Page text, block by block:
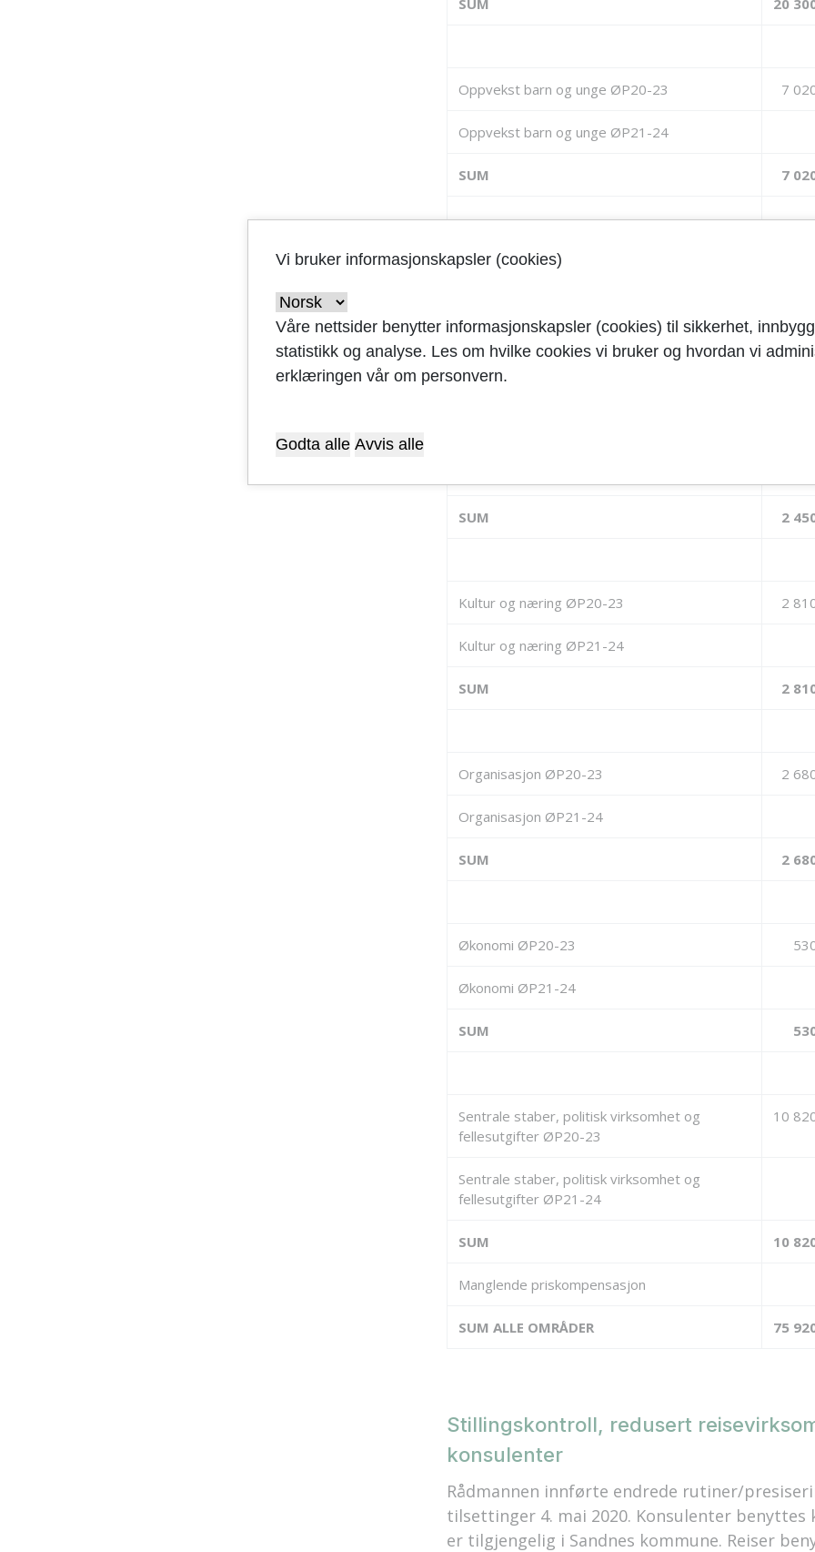
SUM 20
Oppvekst barn og unge ØP20-23 7
Oppvekst barn og unge ØP21-24
SUM 7
Helse og velferd ØP20-23
SUM 29
SUM 2
Kultur og næring ØP20-23 2
Kultur og næring ØP21-24
SUM 2
Organisasjon ØP20-23 2
Organisasjon ØP21-24
SUM 2
Økonomi ØP20-23
Økonomi ØP21-24
SUM
Sentrale staber, politisk virksomhet og
fellesutgifter ØP20-23
10
Sentrale staber, politisk virksomhet og
fellesutgifter ØP21-24
SUM 10
Manglende priskompensasjon
SUM ALLE OMRÅDER 75
Stillingskontroll, redusert
konsulenter
Rådmannen innførte endrede rutiner/
tilsettinger 4. mai 2020. Konsulenter
er tilgjengelig i Sandnes kommune. Reiser
Vi bruker informasjonskapsler (cookies)
Våre nettsider benytter informasjonskapsler (cookies) til sikkerhet,
statistikk og analyse. Les om hvilke cookies vi bruker og hvordan vi
erklæringen vår om personvern.
Godta alle Avvis alle